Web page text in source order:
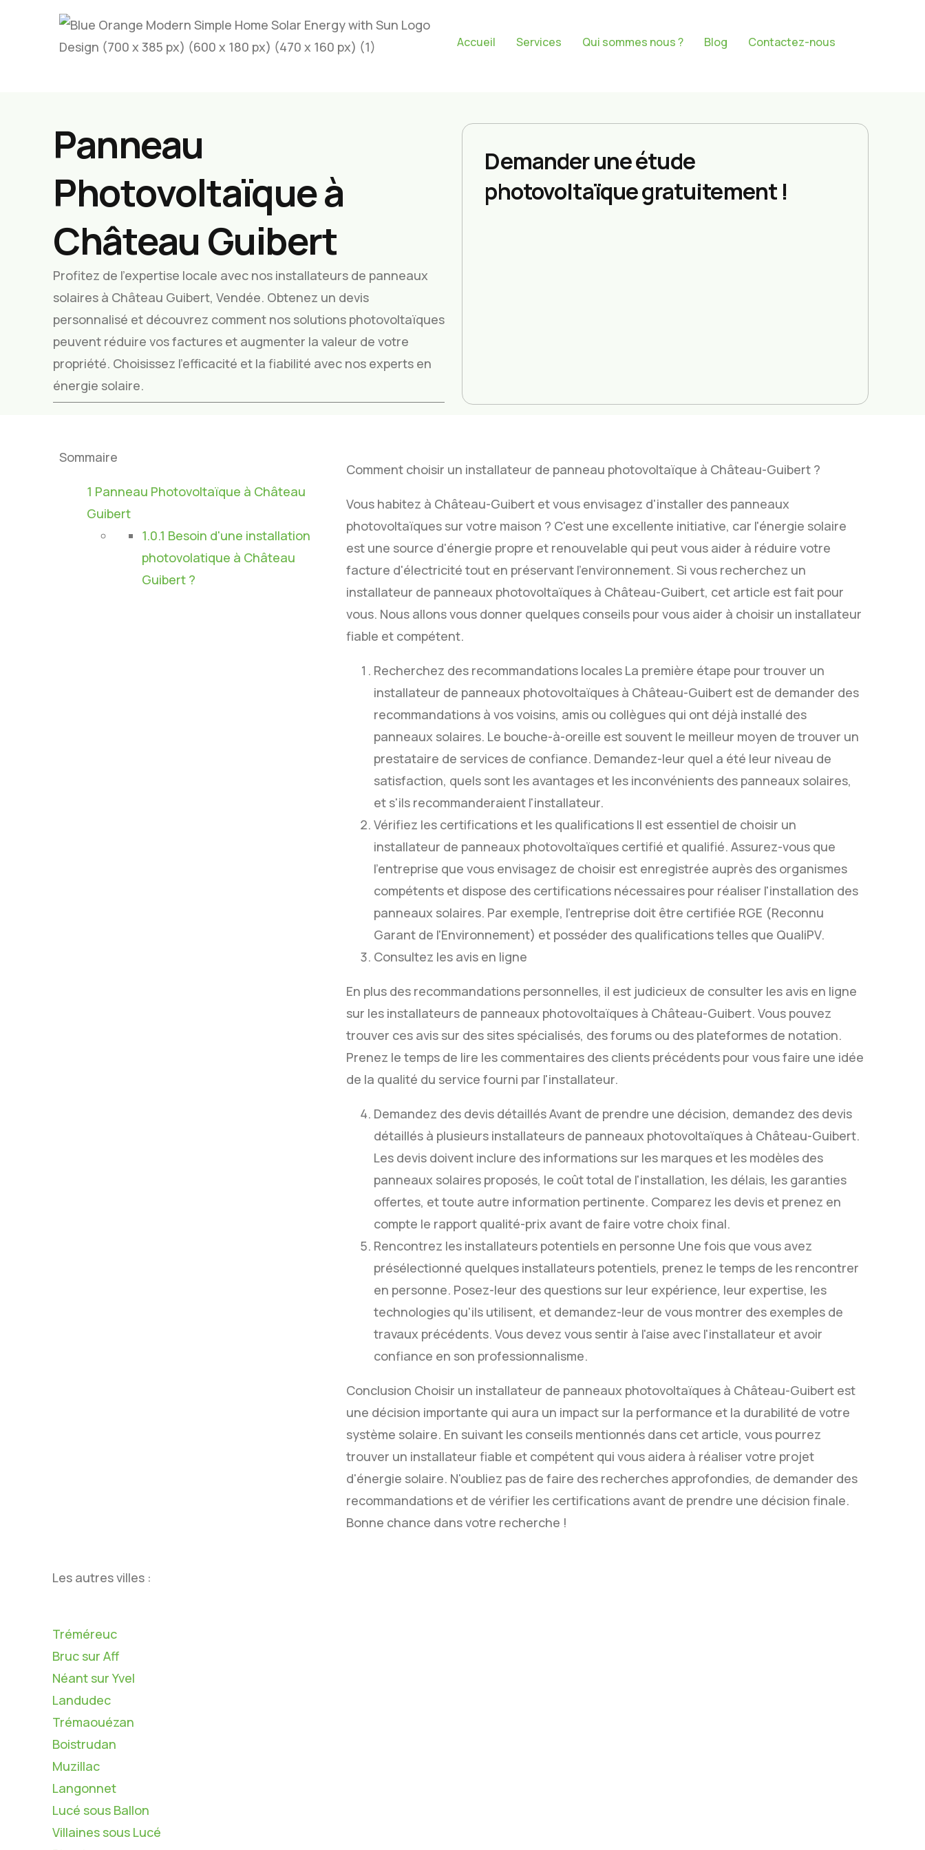
Accueil Services Qui sommes nous ? Blog Contactez-nous
Panneau
Photovoltaïque à
Château Guibert
Profitez de l’expertise locale avec nos installateurs de panneaux
solaires à Château Guibert, Vendée. Obtenez un devis
personnalisé et découvrez comment nos solutions photovoltaïques
peuvent réduire vos factures et augmenter la valeur de votre
propriété. Choisissez l’efficacité et la fiabilité avec nos experts en
énergie solaire.
Demander une étude
photovoltaïque gratuitement !
Sommaire
1 Panneau Photovoltaïque à Château
Guibert
1.0.1 Besoin d'une installation
photovolatique à Château
Guibert ?
Comment choisir un installateur de panneau photovoltaïque à Château-Guibert ?
Vous habitez à Château-Guibert et vous envisagez d'installer des panneaux
photovoltaïques sur votre maison ? C'est une excellente initiative, car l'énergie solaire
est une source d'énergie propre et renouvelable qui peut vous aider à réduire votre
facture d'électricité tout en préservant l'environnement. Si vous recherchez un
installateur de panneaux photovoltaïques à Château-Guibert, cet article est fait pour
vous. Nous allons vous donner quelques conseils pour vous aider à choisir un installateur
fiable et compétent.
Recherchez des recommandations locales La première étape pour trouver un
installateur de panneaux photovoltaïques à Château-Guibert est de demander des
recommandations à vos voisins, amis ou collègues qui ont déjà installé des
panneaux solaires. Le bouche-à-oreille est souvent le meilleur moyen de trouver un
prestataire de services de confiance. Demandez-leur quel a été leur niveau de
satisfaction, quels sont les avantages et les inconvénients des panneaux solaires,
et s'ils recommanderaient l'installateur.
Vérifiez les certifications et les qualifications Il est essentiel de choisir un
installateur de panneaux photovoltaïques certifié et qualifié. Assurez-vous que
l'entreprise que vous envisagez de choisir est enregistrée auprès des organismes
compétents et dispose des certifications nécessaires pour réaliser l'installation des
panneaux solaires. Par exemple, l'entreprise doit être certifiée RGE (Reconnu
Garant de l'Environnement) et posséder des qualifications telles que QualiPV.
Consultez les avis en ligne
En plus des recommandations personnelles, il est judicieux de consulter les avis en ligne
sur les installateurs de panneaux photovoltaïques à Château-Guibert. Vous pouvez
trouver ces avis sur des sites spécialisés, des forums ou des plateformes de notation.
Prenez le temps de lire les commentaires des clients précédents pour vous faire une idée
de la qualité du service fourni par l'installateur.
Demandez des devis détaillés Avant de prendre une décision, demandez des devis
détaillés à plusieurs installateurs de panneaux photovoltaïques à Château-Guibert.
Les devis doivent inclure des informations sur les marques et les modèles des
panneaux solaires proposés, le coût total de l'installation, les délais, les garanties
offertes, et toute autre information pertinente. Comparez les devis et prenez en
compte le rapport qualité-prix avant de faire votre choix final.
Rencontrez les installateurs potentiels en personne Une fois que vous avez
présélectionné quelques installateurs potentiels, prenez le temps de les rencontrer
en personne. Posez-leur des questions sur leur expérience, leur expertise, les
technologies qu'ils utilisent, et demandez-leur de vous montrer des exemples de
travaux précédents. Vous devez vous sentir à l'aise avec l'installateur et avoir
confiance en son professionnalisme.
Conclusion Choisir un installateur de panneaux photovoltaïques à Château-Guibert est
une décision importante qui aura un impact sur la performance et la durabilité de votre
système solaire. En suivant les conseils mentionnés dans cet article, vous pourrez
trouver un installateur fiable et compétent qui vous aidera à réaliser votre projet
d'énergie solaire. N'oubliez pas de faire des recherches approfondies, de demander des
recommandations et de vérifier les certifications avant de prendre une décision finale.
Bonne chance dans votre recherche !
Les autres villes :
Tréméreuc
Bruc sur Aff
Néant sur Yvel
Landudec
Trémaouézan
Boistrudan
Muzillac
Langonnet
Lucé sous Ballon
Villaines sous Lucé